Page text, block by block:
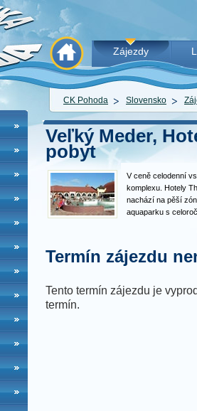
Zájezdy
CK Pohoda Slovensko
Veľký Meder,
pobyt
V ceně celodenní
komplexu. Hotely
nachází na pěší
aquaparku s
Termín zájezdu
Tento termín zájezdu je
termín.